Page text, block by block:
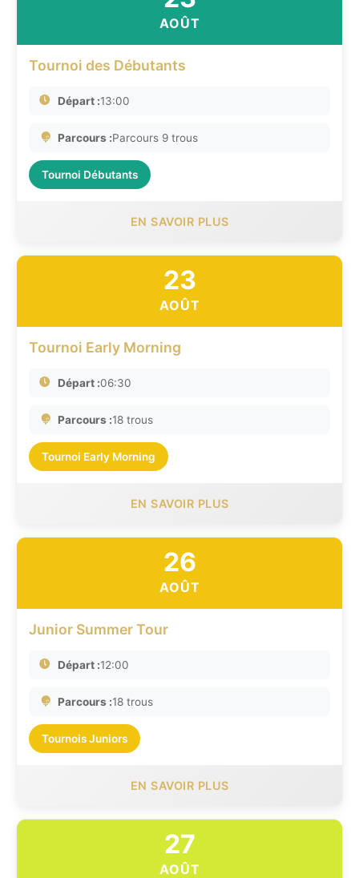
AOÛT
Tournoi des Débutants
Départ :13:00
Parcours :Parcours 9 trous
Tournoi Débutants
EN SAVOIR PLUS
23
AOÛT
Tournoi Early Morning
Départ :06:30
Parcours :18 trous
Tournoi Early Morning
EN SAVOIR PLUS
26
AOÛT
Junior Summer Tour
Départ :12:00
Parcours :18 trous
Tournois Juniors
EN SAVOIR PLUS
27
AOÛT